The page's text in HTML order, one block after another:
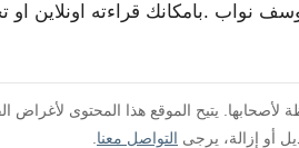
نواب .بامكانك قراءته اونلاين او
لأصحابها. يتيح الموقع هذا المحتوى
أو إزالة، يرجى التواصل معنا